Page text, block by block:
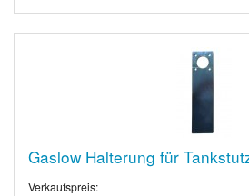
Gaslow Halterung für
Verkaufspreis: